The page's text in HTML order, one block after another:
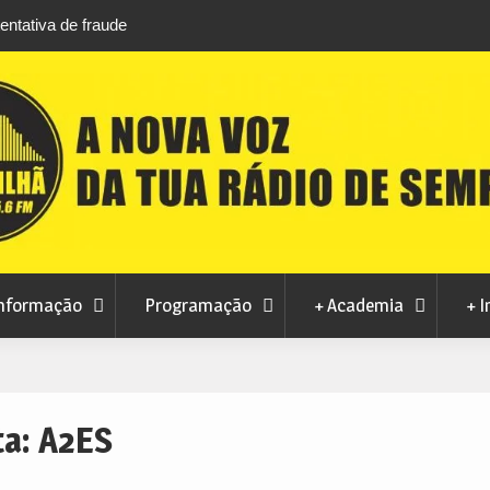
de fraude
do Teixoso
Programação + Academia +
A2ES